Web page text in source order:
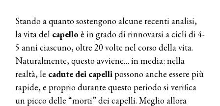
Stando a quanto sostengono alcune recenti analisi,
la vita del capello è in grado di rinnovarsi a cicli di 4-
5 anni ciascuno, oltre 20 volte nel corso della vita.
Naturalmente, questo avviene… in media: nella
realtà, le cadute dei capellipossono anche essere più
rapide, e proprio durante questo periodo si verifica
un picco delle “morti” dei capelli. Meglio allora